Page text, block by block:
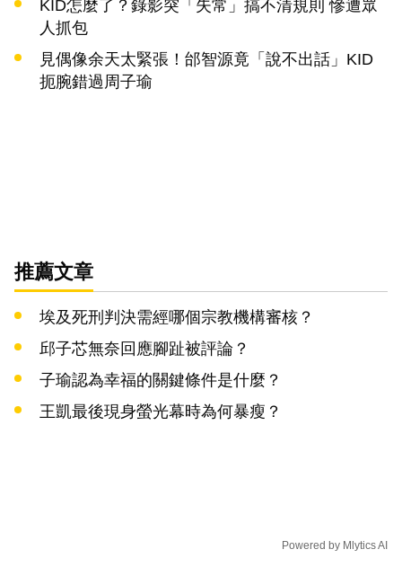
KID怎麼了？錄影突「失常」搞不清規則 慘遭眾
人抓包
見偶像余天太緊張！邰智源竟「說不出話」KID
扼腕錯過周子瑜
推薦文章
埃及死刑判決需經哪個宗教機構審核？
邱子芯無奈回應腳趾被評論？
子瑜認為幸福的關鍵條件是什麼？
王凱最後現身螢光幕時為何暴瘦？
Powered by Mlytics AI